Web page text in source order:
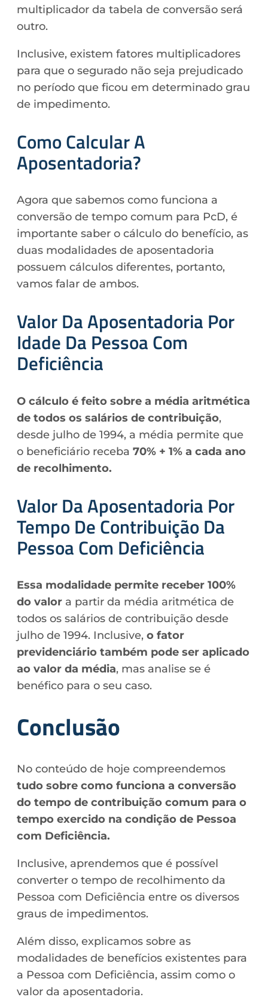
multiplicador da tabela de conversão será
outro.
Inclusive, existem fatores multiplicadores
para que o segurado não seja prejudicado
no período que ficou em determinado grau
de impedimento.
Como Calcular A
Aposentadoria?
Agora que sabemos como funciona a
conversão de tempo comum para PcD, é
importante saber o cálculo do benefício, as
duas modalidades de aposentadoria
possuem cálculos diferentes, portanto,
vamos falar de ambos.
Valor Da Aposentadoria Por
Idade Da Pessoa Com
Deficiência
O cálculo é feito sobre a média aritmética
de todos os salários de contribuição,
desde julho de 1994, a média permite que
o beneficiário receba 70% + 1% a cada ano
de recolhimento.
Valor Da Aposentadoria Por
Tempo De Contribuição Da
Pessoa Com Deficiência
Essa modalidade permite receber 100%
do valor a partir da média aritmética de
todos os salários de contribuição desde
julho de 1994. Inclusive, o fator
previdenciário também pode ser aplicado
ao valor da média, mas analise se é
benéfico para o seu caso.
Conclusão
No conteúdo de hoje compreendemos
tudo sobre como funciona a conversão
do tempo de contribuição comum para o
tempo exercido na condição de Pessoa
com Deficiência.
Inclusive, aprendemos que é possível
converter o tempo de recolhimento da
Pessoa com Deficiência entre os diversos
graus de impedimentos.
Além disso, explicamos sobre as
modalidades de benefícios existentes para
a Pessoa com Deficiência, assim como o
valor da aposentadoria.